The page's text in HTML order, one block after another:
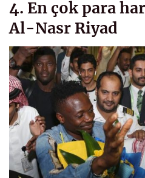
4. En çok para
Al-Nasr Riyad